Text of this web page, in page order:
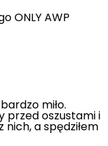
ONLY AWP
miło.
przed oszustami i
nich, a spędziłem